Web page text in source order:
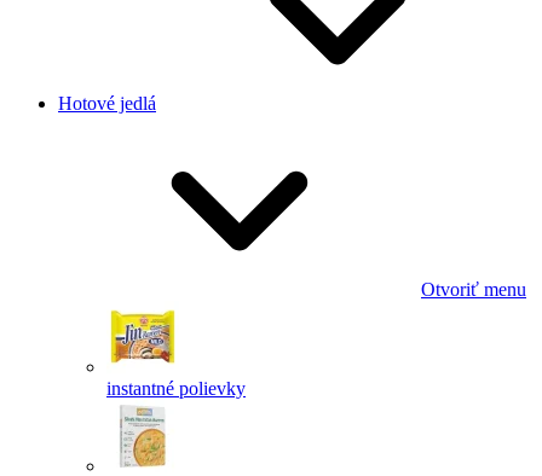
Hotové jedlá
Otvoriť menu
instantné polievky